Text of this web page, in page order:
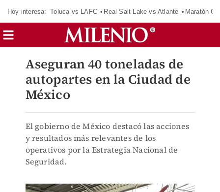
Hoy interesa: Toluca vs LAFC Real Salt Lake vs Atlante Maratón
Aseguran 40 toneladas de
autopartes en la Ciudad de
México
El gobierno de México destacó las acciones
y resultados más relevantes de los
operativos por la Estrategia Nacional de
Seguridad.